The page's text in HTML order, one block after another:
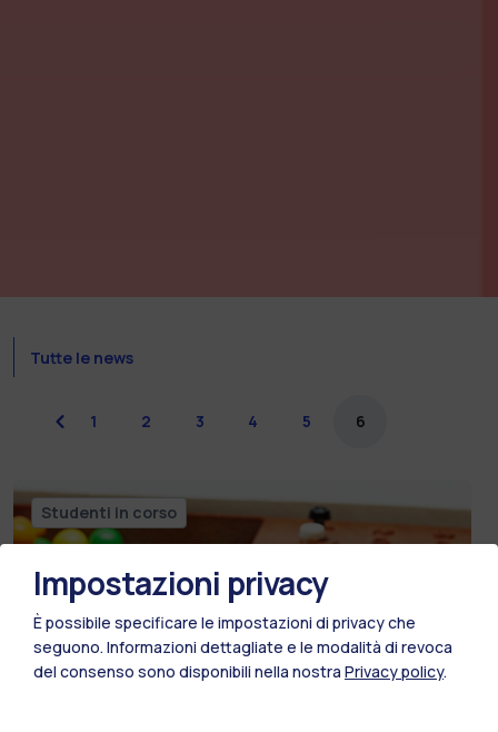
Tutte le news
previous 1 2 3 4 5 6
Studenti in corso
Impostazioni privacy
È possibile specificare le impostazioni di privacy che
seguono. Informazioni dettagliate e le modalità di revoca
del consenso sono disponibili nella nostra Privacy policy.